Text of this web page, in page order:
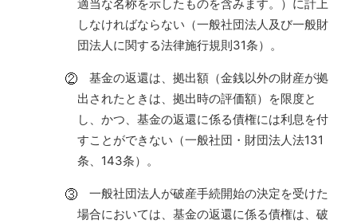
適当な名称を示したものを含みます。）に計上
しなければならない（一般社団法人及び一般財
団法人に関する法律施行規則31条）。
基金の返還は、拠出額（金銭以外の財産が拠
出されたときは、拠出時の評価額）を限度と
し、かつ、基金の返還に係る債権には利息を付
すことができない（一般社団・財団法人法131
条、143条）。
一般社団法人が破産手続開始の決定を受けた
場合においては、基金の返還に係る債権は、破